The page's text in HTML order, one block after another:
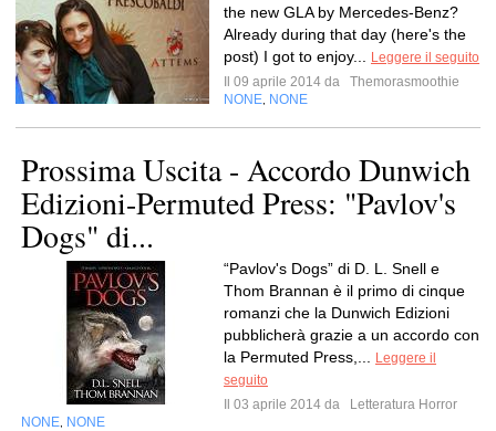
the new GLA by Mercedes-Benz?
Already during that day (here's the
post) I got to enjoy...
Leggere il seguito
Il 09 aprile 2014 da
Themorasmoothie
NONE NONE
Prossima Uscita - Accordo Dunwich
Edizioni-Permuted Press: "Pavlov's
Dogs" di...
“Pavlov's Dogs” di D. L. Snell e
Thom Brannan è il primo di cinque
romanzi che la Dunwich Edizioni
pubblicherà grazie a un accordo con
la Permuted Press,...
Leggere il
seguito
Il 03 aprile 2014 da
Letteratura Horror
NONE NONE